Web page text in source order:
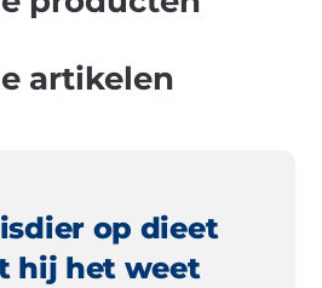
artikelen
op dieet
hij het weet